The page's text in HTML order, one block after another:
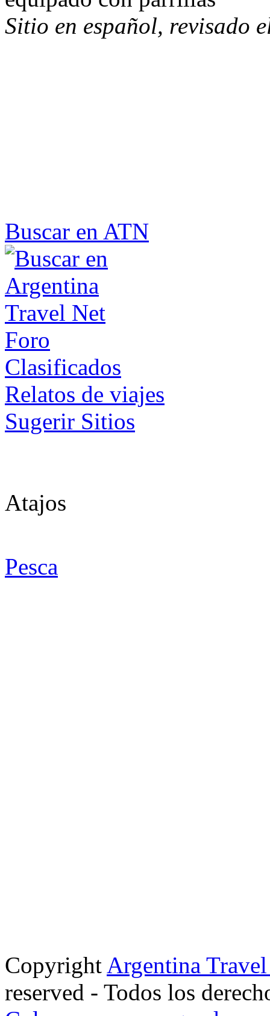
Sitio en español, revisado
Buscar en ATN
Foro
Clasificados
Relatos de viajes
Sugerir Sitios
Atajos
Pesca
Copyright Argentina
reserved - Todos los